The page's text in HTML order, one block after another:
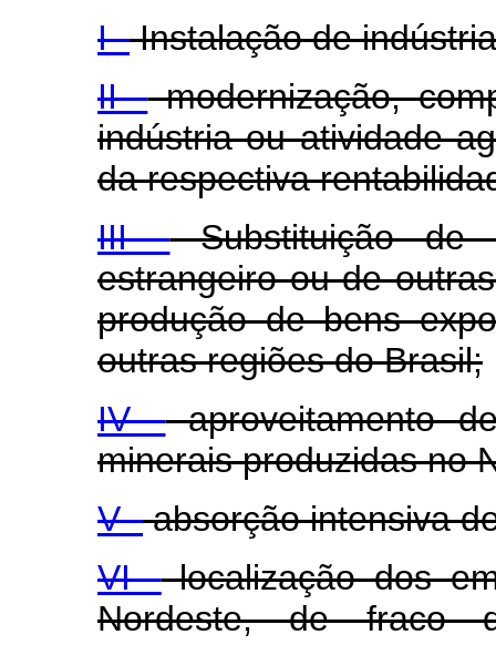
I -Instalação de
II -modernização,
indústria ou atividade
da respectiva
III -Substituição de
estrangeiro ou de
produção de bens
outras regiões do Brasil;
IV -aproveitamento
minerais produzidas no
V -absorção intensiva
VI -localização dos
Nordeste, de fraco